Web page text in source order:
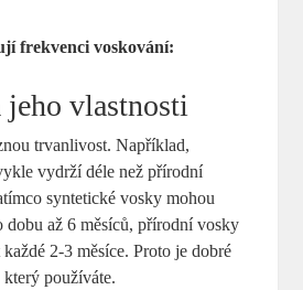
frekvenci voskování:
jeho vlastnosti
trvanlivost. Například,
vydrží déle než přírodní
syntetické vosky mohou
dobu až 6 měsíců, přírodní vosky
2-3 měsíce. Proto je dobré
používáte.